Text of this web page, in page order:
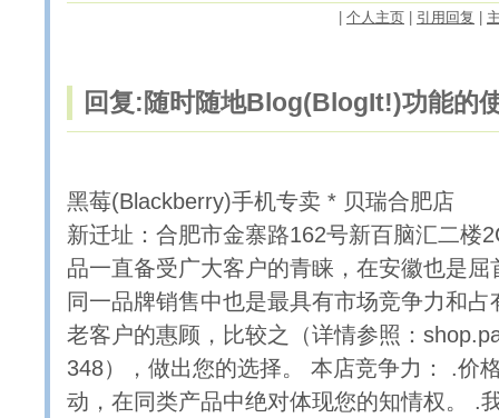
个人主页 引用回复
回复:随时随地Blog(BlogIt!)功能的
黑莓(Blackberry)手机专卖 * 贝
新迁址：合肥市金寨路162号新百脑汇二
品一直备受广大客户的青睐，在安徽也是屈
同一品牌销售中也是最具有市场竞争力和
老客户的惠顾，比较之（详情参照：
348），做出您的选择。 本店竞争力： .价
动，在同类产品中绝对体现您的知情权。 .